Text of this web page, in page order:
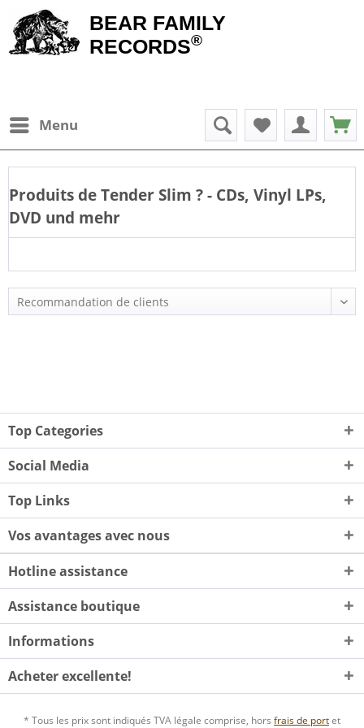
BEAR FAMILY
RECORDS®
Menu
Produits deTender Slim ? - CDs, Vinyl LPs,
DVD und mehr
Top Categories
Social Media
Top Links
Vos avantages avec nous
Hotline assistance
Assistance boutique
Informations
Acheter excellente!
* Tous les prix sont indiqués TVA légale comprise, hors frais de portet